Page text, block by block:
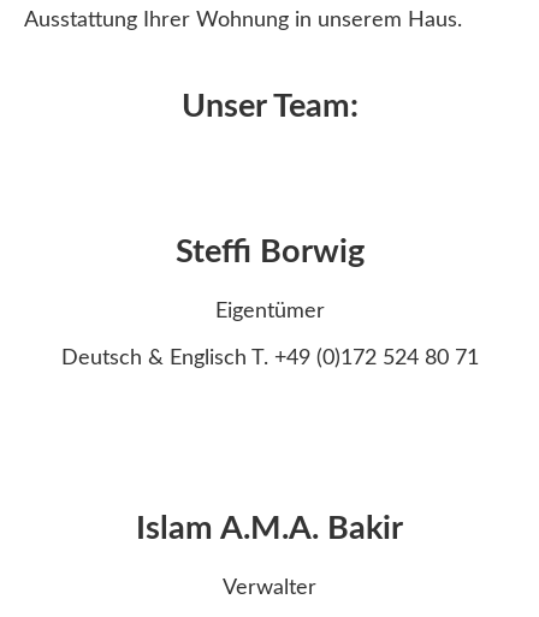
Ausstattung Ihrer Wohnung in unserem Haus.
Unser Team:
Steffi Borwig
Eigentümer
Deutsch & Englisch T. +49 (0)172 524 80 71
Islam A.M.A. Bakir
Verwalter